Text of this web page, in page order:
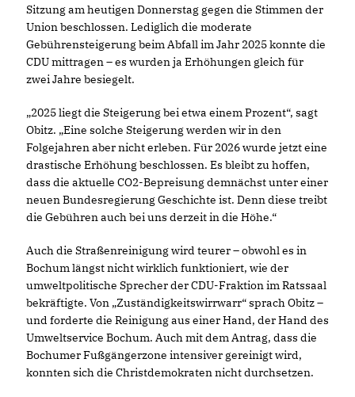
Sitzung am heutigen Donnerstag gegen die Stimmen der
Union beschlossen. Lediglich die moderate
Gebührensteigerung beim Abfall im Jahr 2025 konnte die
CDU mittragen – es wurden ja Erhöhungen gleich für
zwei Jahre besiegelt.
2025 liegt die Steigerung bei etwa einem Prozent“, sagt
Obitz. „Eine solche Steigerung werden wir in den
Folgejahren aber nicht erleben. Für 2026 wurde jetzt eine
drastische Erhöhung beschlossen. Es bleibt zu hoffen,
dass die aktuelle CO2-Bepreisung demnächst unter einer
neuen Bundesregierung Geschichte ist. Denn diese treibt
die Gebühren auch bei uns derzeit in die Höhe.“
Auch die Straßenreinigung wird teurer – obwohl es in
Bochum längst nicht wirklich funktioniert, wie der
umweltpolitische Sprecher der CDU-Fraktion im Ratssaal
bekräftigte. Von „Zuständigkeitswirrwarr“ sprach Obitz –
und forderte die Reinigung aus einer Hand, der Hand des
Umweltservice Bochum. Auch mit dem Antrag, dass die
Bochumer Fußgängerzone intensiver gereinigt wird,
konnten sich die Christdemokraten nicht durchsetzen.